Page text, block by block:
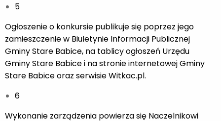
5
Ogłoszenie o konkursie publikuje się poprzez jego
zamieszczenie w Biuletynie Informacji Publicznej
Gminy Stare Babice, na tablicy ogłoszeń Urzędu
Gminy Stare Babice i na stronie internetowej Gminy
Stare Babice oraz serwisie Witkac.pl.
6
Wykonanie zarządzenia powierza się Naczelnikowi